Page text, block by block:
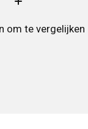
om te vergelijken